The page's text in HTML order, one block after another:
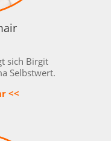
sich Birgit
Selbstwert.
<<